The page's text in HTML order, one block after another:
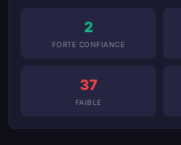
2
FORTE CONFIANCE
37
FAIBLE